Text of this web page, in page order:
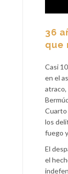
36
que
Casi
en el
atraco,
los
fuego
El
el